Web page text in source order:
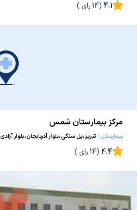
4.1
(
14رای )
مرکز بیمارستان شمس
بیمارستان |تبریز،پل سنگی،بلوار آدربایجان،بلوار آزادی
4.4
(
14رای )